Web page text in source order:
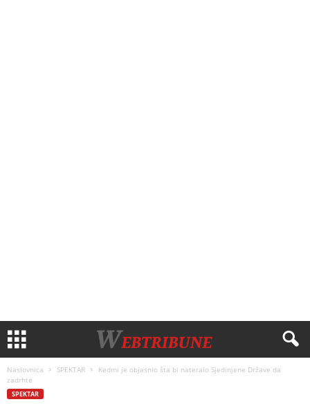
Naslovnica SPEKTAR
Kedmi je objasnio šta bi nateralo Sjedinjene Države da
zadrhte
SPEKTAR